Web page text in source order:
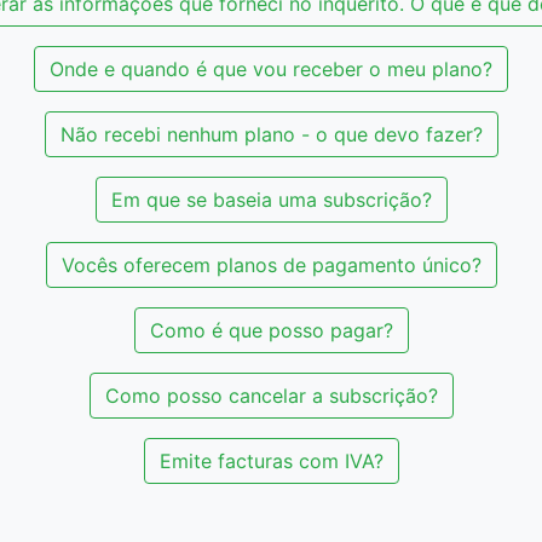
Onde e quando é que vou receber o meu plano?
Não recebi nenhum plano - o que devo fazer?
Em que se baseia uma subscrição?
Vocês oferecem planos de pagamento único?
Como é que posso pagar?
Como posso cancelar a subscrição?
Emite facturas com IVA?